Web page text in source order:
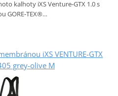
kalhoty iXS Venture‑GTX 1.0 s
GORE‑TEX®…
iXS VENTURE-GTX
grey-olive M